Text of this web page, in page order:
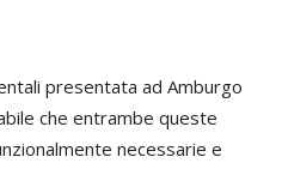
presentata ad Amburgo
che entrambe queste
necessarie e